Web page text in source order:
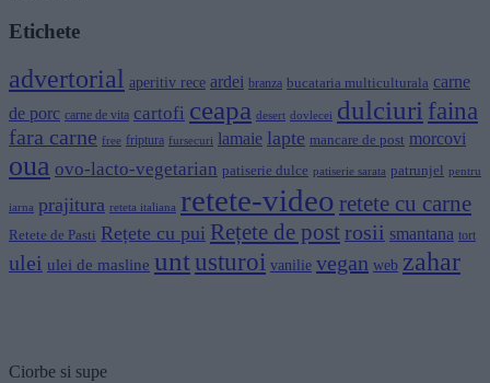
Etichete
advertorial aperitiv rece ardei branza bucataria multiculturala carne
de porc carne de vita cartofi ceapa desert dovlecei dulciuri faina
fara carne free friptura fursecuri lamaie lapte mancare de post morcovi
oua ovo-lacto-vegetarian patiserie dulce patiserie sarata patrunjel pentru
iarna prajitura reteta italiana retete-video retete cu carne
Retete de Pasti Rețete cu pui Rețete de post rosii smantana tort
ulei ulei de masline untusturoi vanilie vegan web zahar
Ciorbe si supe